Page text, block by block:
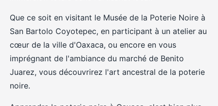
Que ce soit en visitant le Musée de la Poterie Noire à
San Bartolo Coyotepec, en participant à un atelier au
cœur de la ville d'Oaxaca, ou encore en vous
imprégnant de l'ambiance du marché de Benito
Juarez, vous découvrirez l'art ancestral de la poterie
noire.